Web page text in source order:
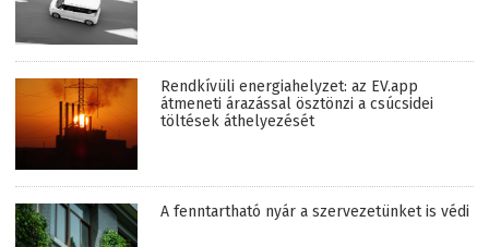
Rendkívüli energiahelyzet: az EV.app
átmeneti árazással ösztönzi a csúcsidei
töltések áthelyezését
A fenntartható nyár a szervezetünket is védi